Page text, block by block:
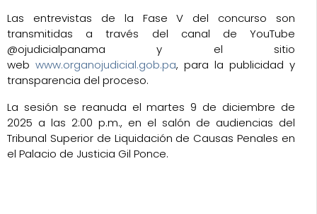
Las entrevistas de la Fase V del concurso son
transmitidas a través del canal de YouTube
@ojudicialpanama y el sitio
web www.organojudicial.gob.pa, para la publicidad y
transparencia del proceso.
La sesión se reanuda el martes 9 de diciembre de
2025 a las 2:00 p.m., en el salón de audiencias del
Tribunal Superior de Liquidación de Causas Penales en
el Palacio de Justicia Gil Ponce.